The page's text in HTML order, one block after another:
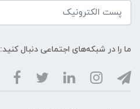
ما را در شبکه‌های اجتماعی دنبال کنید: